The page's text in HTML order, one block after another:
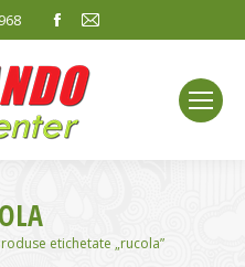
Facebook
opens
in
new
window
Mail
window
etichetate „rucola”